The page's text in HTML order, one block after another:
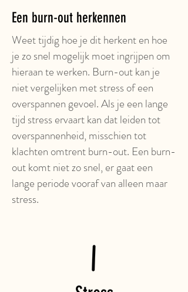
Een burn-out herkennen
Weet tijdig hoe je dit herkent en hoe
je zo snel mogelijk moet ingrijpen om
hieraan te werken. Burn-out kan je
niet vergelijken met stress of een
overspannen gevoel. Als je een lange
tijd stress ervaart kan dat leiden tot
overspannenheid, misschien tot
klachten omtrent burn-out. Een burn-
out komt niet zo snel, er gaat een
lange periode vooraf van alleen maar
stress.